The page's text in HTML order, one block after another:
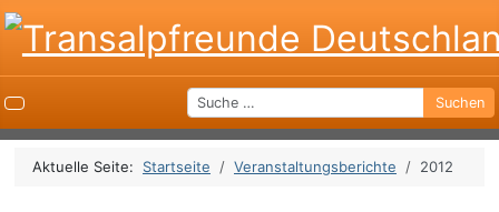
Suchen Suchen
Aktuelle Seite: Startseite Veranstaltungsberichte 2012